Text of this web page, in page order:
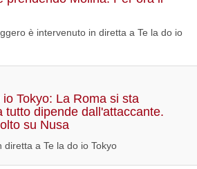
è intervenuto in diretta a Te la do io
Tokyo: La Roma si sta
tutto dipende dall'attaccante.
su Nusa
a Te la do io Tokyo